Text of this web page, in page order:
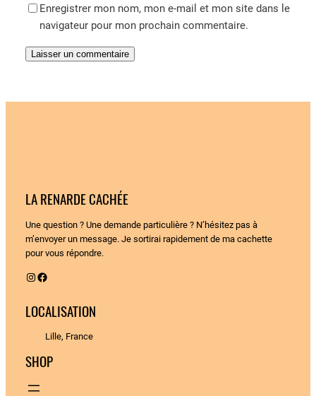
Enregistrer mon nom, mon e-mail et mon site dans le
navigateur pour mon prochain commentaire.
LA RENARDE CACHÉE
Une question ? Une demande particulière ? N’hésitez pas à
m’envoyer un message. Je sortirai rapidement de ma cachette
pour vous répondre.
Instagram Facebook
LOCALISATION
Lille, France
SHOP